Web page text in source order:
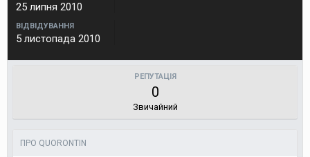
25 липня 2010
ВІДВІДУВАННЯ
5 листопада 2010
РЕПУТАЦІЯ
0
Звичайний
ПРО QUORONTIN